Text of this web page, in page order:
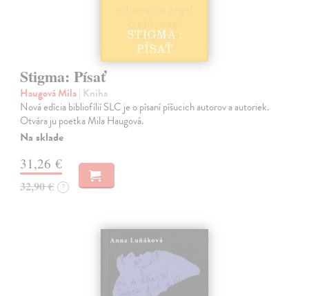
Stigma: Písať
Haugová Mila| Kniha
Nová edícia bibliofílií SLC je o písaní píšucich autorov a autoriek.
Otvára ju poetka Mila Haugová.
Na sklade
31,26 €
32,90 € ?